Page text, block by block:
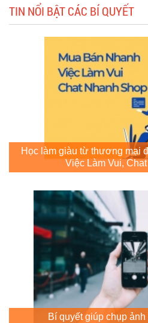
TIN NỔI BẬT CÁC BÍ QUYẾT
Học làm giàu từ thương mại
Việc Làm Vui,
Bí quyết giúp chụp